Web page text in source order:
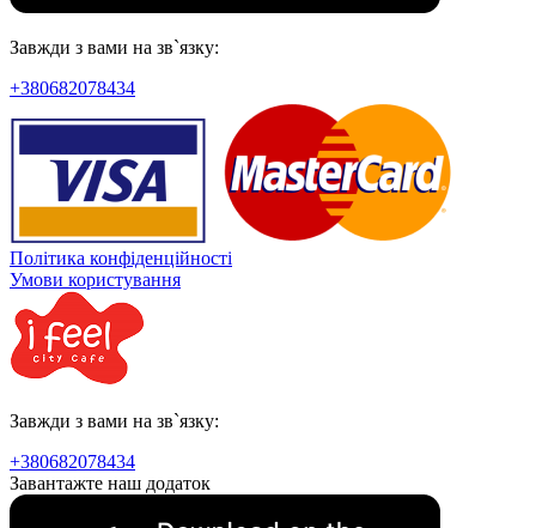
Завжди з вами на зв`язку:
+380682078434
Політика конфіденційності
Умови користування
Завжди з вами на зв`язку:
+380682078434
Завантажте наш додаток